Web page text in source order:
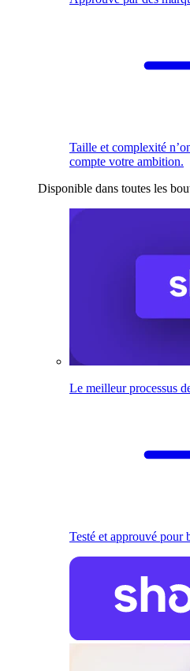
Taille et complexité
compte votre ambition.
Disponible dans toutes les
Le meilleur processus
Testé et approuvé pour